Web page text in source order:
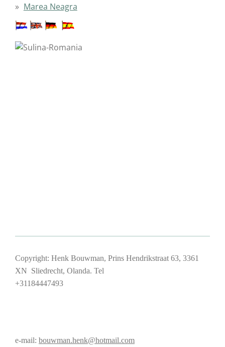
Marea Neagra
Copyright: Henk Bouwman, Prins Hendrikstraat 63, 3361
XN Sliedrecht, Olanda. Tel
+31184447493
e-mail: bouwman.henk@hotmail.com